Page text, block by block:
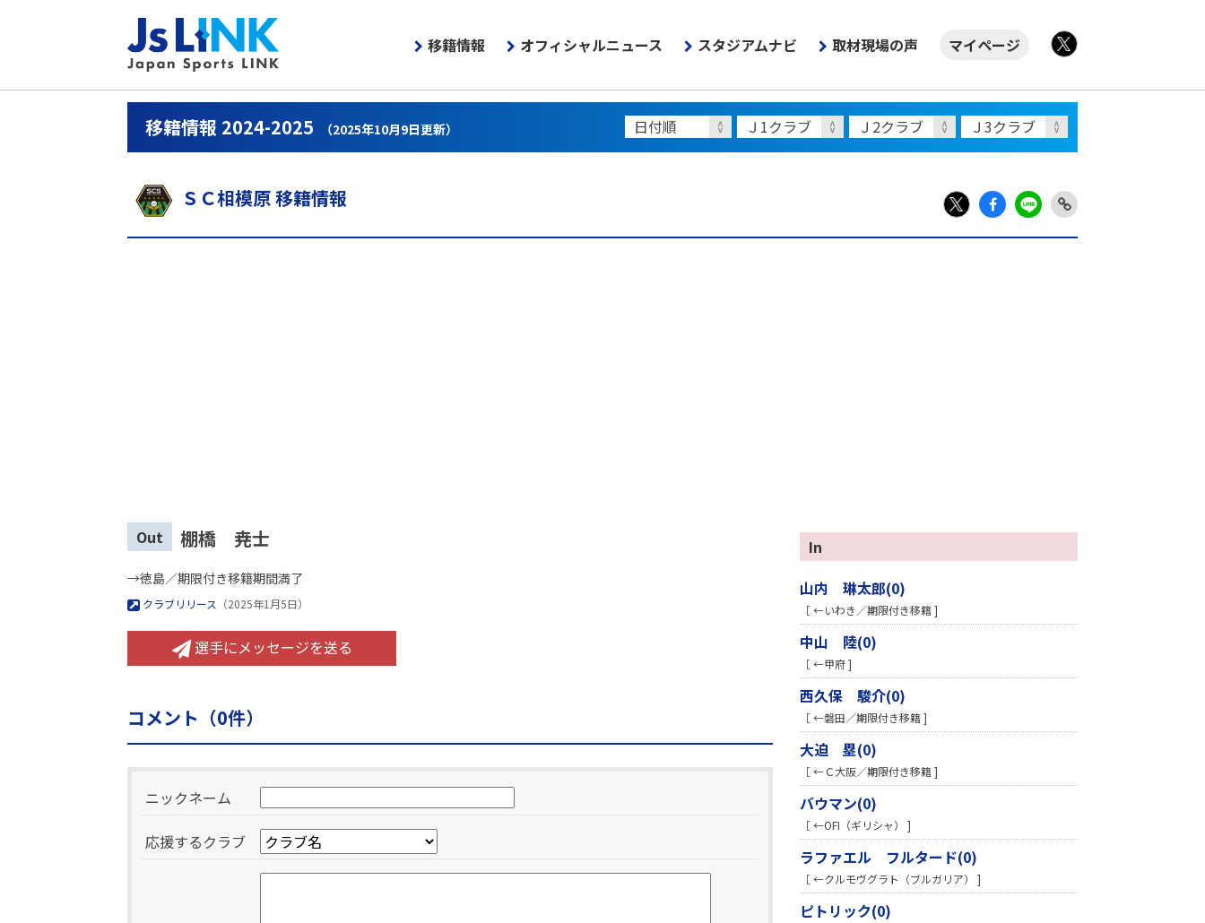
移籍情報 オフィシャルニュース スタジアムナビ 取材現場の声
マイページ
移籍情報 2024-2025 （2025年10月9日更新）
ＳＣ相模原 移籍情報
X
Fac LIN Link
Out 棚橋 尭士
→徳島／期限付き移籍期間満了
クラブリリース （2025年1月5日）
選手にメッセージを送る
コメント（0件）
ニックネーム
応援するクラブ
In
山内 琳太郎(0)
［ ←いわき／期限付き移籍 ]
中山 陸(0)
［ ←甲府 ]
西久保 駿介(0)
［ ←磐田／期限付き移籍 ]
大迫 塁(0)
［ ←Ｃ大阪／期限付き移籍 ]
バウマン(0)
［ ←OFI（ギリシャ） ]
ラファエル フルタード(0)
［ ←クルモヴグラト（ブルガリア） ]
ピトリック(0)